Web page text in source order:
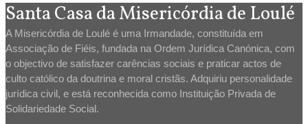
Santa Casa da Misericórdia de Loulé
A Misericórdia de Loulé é uma Irmandade, constituída em
Associação de Fiéis, fundada na Ordem Jurídica Canónica, com
o objectivo de satisfazer carências sociais e praticar actos de
culto católico da doutrina e moral cristãs. Adquiriu personalidade
jurídica civil, e está reconhecida como Instituição Privada de
Solidariedade Social.